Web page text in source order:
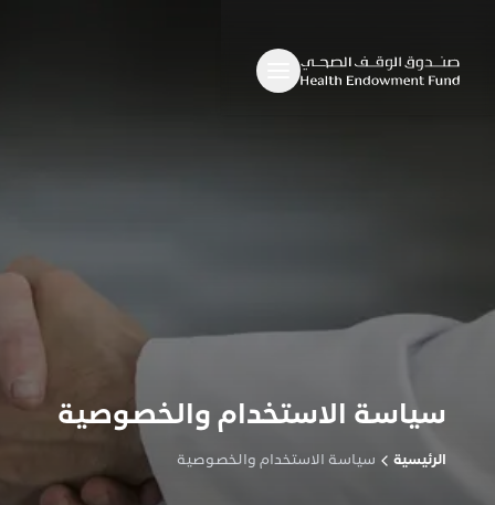
سياسة الاستخدام والخصوصية
الرئيسية سياسة الاستخدام والخصوصية